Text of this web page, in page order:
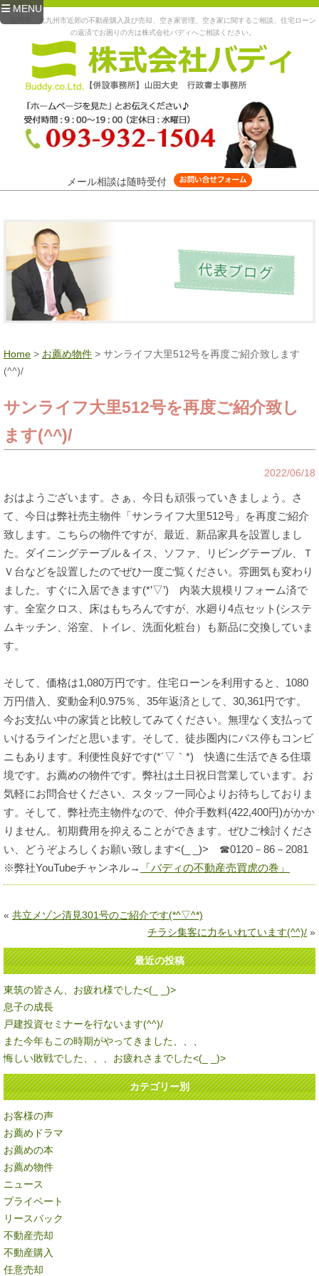
MENU
福岡県、北九州市近郊の不動産購入及び売却、空き家管理、空き家に関するご相談、住宅ローン
の返済でお困りの方は株式会社バディへご相談ください。
メール相談は随時受付
Home > お薦め物件 > サンライフ大里512号を再度ご紹介致します
(^^)/
サンライフ大里512号を再度ご紹介致し
ます(^^)/
2022/06/18
おはようございます。さぁ、今日も頑張っていきましょう。さ
て、今日は弊社売主物件「サンライフ大里512号」を再度ご紹介
致します。こちらの物件ですが、最近、新品家具を設置しまし
た。ダイニングテーブル＆イス、ソファ、リビングテーブル、Ｔ
Ｖ台などを設置したのでぜひ一度ご覧ください。雰囲気も変わり
ました。すぐに入居できます(*’▽’) 内装大規模リフォーム済で
す。全室クロス、床はもちろんですが、水廻り4点セット(システ
ムキッチン、浴室、トイレ、洗面化粧台）も新品に交換していま
す。
そして、価格は1,080万円です。住宅ローンを利用すると、1080
万円借入、変動金利0.975％、35年返済として、30,361円です。
今お支払い中の家賃と比較してみてください。無理なく支払って
いけるラインだと思います。そして、徒歩圏内にバス停もコンビ
ニもあります。利便性良好です(*´▽｀*) 快適に生活できる住環
境です。お薦めの物件です。弊社は土日祝日営業しています。お
気軽にお問合せください、スタッフ一同心よりお待ちしておりま
す。そして、弊社売主物件なので、仲介手数料(422,400円)がかか
りません。初期費用を抑えることができます。ぜひご検討くださ
い、どうぞよろしくお願い致します<(_ _)> ☎0120－86－2081
※弊社YouTubeチャンネル→
「バディの不動産売買虎の巻」
« 共立メゾン清見301号のご紹介です(*^▽^*)
チラシ集客に力をいれています(^^)/ »
最近の投稿
東筑の皆さん、お疲れ様でした<(_ _)>
息子の成長
戸建投資セミナーを行ないます(^^)/
また今年もこの時期がやってきました、、、
悔しい敗戦でした、、、お疲れさまでした<(_ _)>
カテゴリー別
お客様の声
お薦めドラマ
お薦めの本
お薦め物件
ニュース
プライベート
リースバック
不動産売却
不動産購入
任意売却